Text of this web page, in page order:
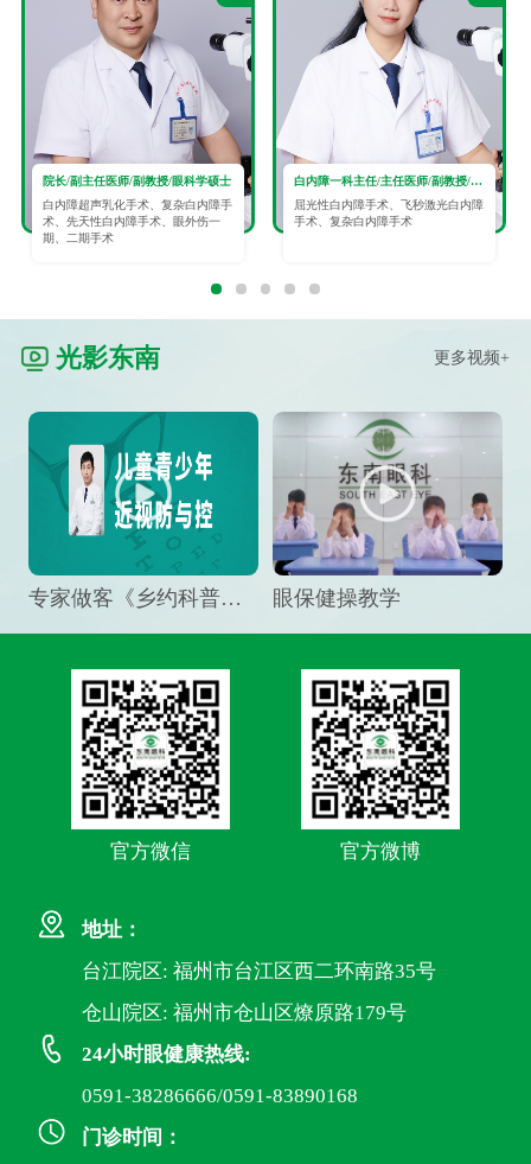
院长/副主任医师/副教授/眼科学硕士
白内障超声乳化手术、复杂白内障手
术、先天性白内障手术、眼外伤一
期、二期手术
白内障一科主任/主任医师/副教授/眼科学硕士
屈光性白内障手术、飞秒激光白内障
手术、复杂白内障手术
光影东南 更多视频+
专家做客《乡约科普》栏目，预防孩子近视竟然这么“简单” 眼保健操教学
官方微信 官方微博
地址：
台江院区: 福州市台江区西二环南路35号
仓山院区: 福州市仓山区燎原路179号
24小时眼健康热线:
0591-38286666/0591-83890168
门诊时间：